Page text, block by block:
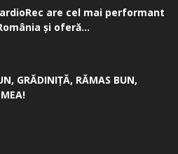
are cel mai performant
și oferă...
GRĂDINIŢĂ, ­RĂMAS BUN,